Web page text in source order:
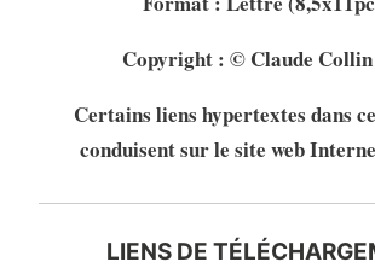
Copyright : © Claude Collin
Certains liens hypertextes dans
conduisent sur le site web
LIENS DE